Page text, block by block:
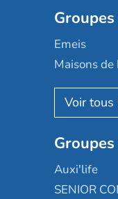
Mobicap
Domusvi
Happy
Aquarelia
Nexity
Les jardins
Occitalia
Emeis
Maisons
Korian
Emera
Groupe SOS
Le Noble Âge
Almage
Auxi'life
SENIOR